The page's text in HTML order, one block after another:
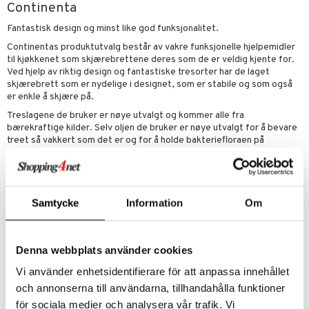
Samtycke Information Om
Denna webbplats använder cookies
Vi använder enhetsidentifierare för att anpassa innehållet
och annonserna till användarna, tillhandahålla funktioner
för sociala medier och analysera vår trafik. Vi
Continenta
Fantastisk design og minst like god funksjonalitet.
Continentas produktutvalg består av vakre funksjonelle hjelpemidler
til kjøkkenet som skjærebrettene deres som de er veldig kjente for.
Ved hjelp av riktig design og fantastiske tresorter har de laget
skjærebrett som er nydelige i designet, som er stabile og som også
er enkle å skjære på.
Treslagene de bruker er nøye utvalgt og kommer alle fra
bærekraftige kilder. Selv oljen de bruker er nøye utvalgt for å bevare
treet så vakkert som det er og for å holde bakteriefloraen på
×
Art
og lysestaker
og hyller
og kroker
og kurver
og Cocktailglass
Kasseroller
maskiner
og elektrisk visper
Te og Espresso
karaffeler
og Skåler
& kroker
og kurver
& Putevar
& Pledd
Pledd
tepper
og Matere
insektsbeskyttelse
& svar